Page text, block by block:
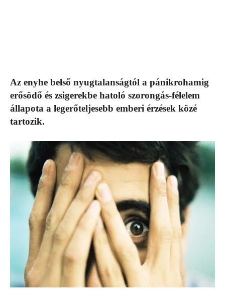
Az enyhe belső nyugtalanságtól a pánikrohamig
erősödő és zsigerekbe hatoló szorongás-félelem
állapota a legerőteljesebb emberi érzések közé
tartozik.